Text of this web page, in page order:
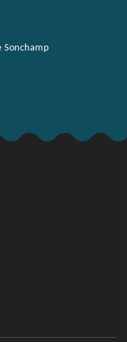
Sonchamp